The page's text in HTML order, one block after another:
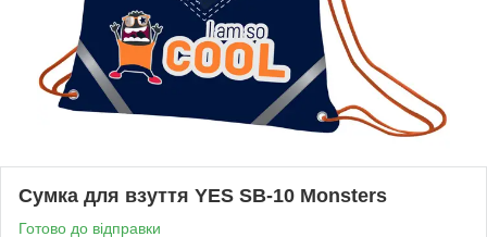
Сумка для взуття YES SB-10 Monsters
Готово до відправки